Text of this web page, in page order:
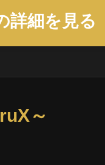
詳細を見る
～